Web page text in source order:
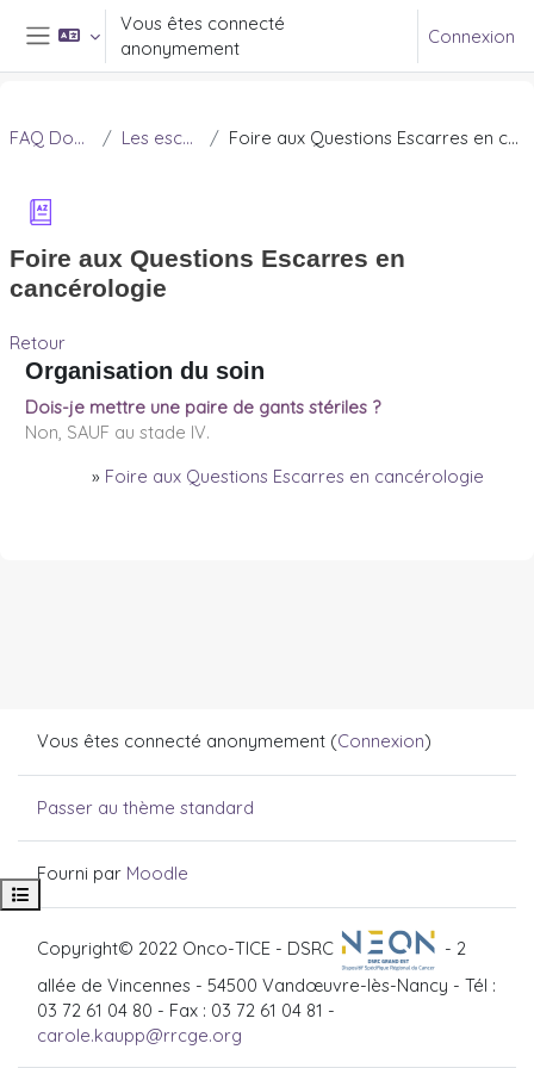
Passer au contenu principal
Panneau latéral
Vous êtes connecté
anonymement
Connexion
Ouvrir l’index du cours
FAQ Douleur Les escarres Foire aux Questions Escarres en cancérologie
Foire aux Questions Escarres en
cancérologie
Retour
Organisation du soin
Dois-je mettre une paire de gants stériles ?
Non, SAUF au stade IV.
» Foire aux Questions Escarres en cancérologie
Vous êtes connecté anonymement (Connexion)
Passer au thème standard
Fourni par Moodle
Copyright© 2022 Onco-TICE - DSRC
- 2
allée de Vincennes - 54500 Vandœuvre-lès-Nancy - Tél :
03 72 61 04 80 - Fax : 03 72 61 04 81 -
carole.kaupp@rrcge.org